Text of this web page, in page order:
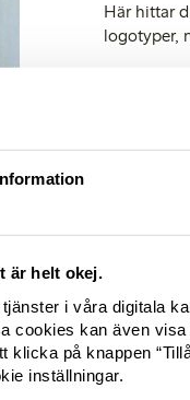
är helt okej.
i våra digitala
cookies kan även
på knappen
inställningar.
Här hittar
logotyper,